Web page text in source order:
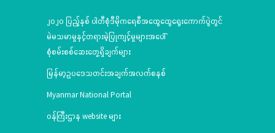
၂၀၂၀ ပြည့်နှစ် ပါတီစုံဒီမိုကရေစီအထွေထွေရွေးကောက်ပွဲတွင်
မဲမသမာမှုနှင့်တရားမဲ့ပြုကျင့်မှုများအပေါ်
စုံစမ်းစစ်ဆေးတွေ့ရှိချက်များ
မြန်မာ့ဥပဒေသတင်းအချက်အလက်စနစ်
Myanmar National Portal
ဝန်ကြီးဌာန website များ